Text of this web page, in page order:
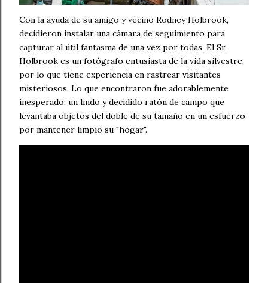
Con la ayuda de su amigo y vecino Rodney Holbrook,
decidieron instalar una cámara de seguimiento para
capturar al útil fantasma de una vez por todas. El Sr.
Holbrook es un fotógrafo entusiasta de la vida silvestre,
por lo que tiene experiencia en rastrear visitantes
misteriosos. Lo que encontraron fue adorablemente
inesperado: un lindo y decidido ratón de campo que
levantaba objetos del doble de su tamaño en un esfuerzo
por mantener limpio su "hogar".